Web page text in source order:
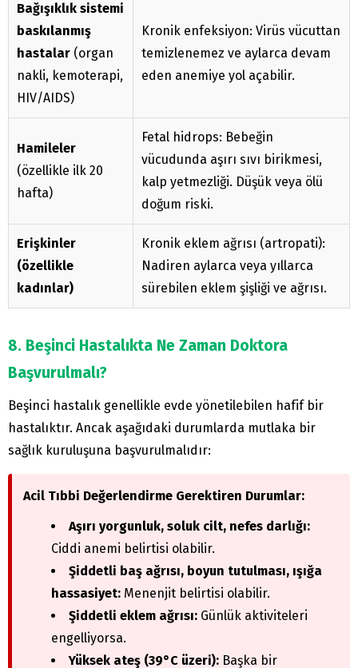
Bağışıklık sistemi
baskılanmış
hastalar (organ
nakli, kemoterapi,
HIV/AIDS)
Kronik enfeksiyon: Virüs vücuttan
temizlenemez ve aylarca devam
eden anemiye yol açabilir.
Hamileler
(özellikle ilk 20
hafta)
Fetal hidrops: Bebeğin
vücudunda aşırı sıvı birikmesi,
kalp yetmezliği. Düşük veya ölü
doğum riski.
Erişkinler
(özellikle
kadınlar)
Kronik eklem ağrısı (artropati):
Nadiren aylarca veya yıllarca
sürebilen eklem şişliği ve ağrısı.
8. Beşinci Hastalıkta Ne Zaman Doktora
Başvurulmalı?
Beşinci hastalık genellikle evde yönetilebilen hafif bir
hastalıktır. Ancak aşağıdaki durumlarda mutlaka bir
sağlık kuruluşuna başvurulmalıdır:
Acil Tıbbi Değerlendirme Gerektiren Durumlar:
Aşırı yorgunluk, soluk cilt, nefes darlığı:
Ciddi anemi belirtisi olabilir.
Şiddetli baş ağrısı, boyun tutulması, ışığa
hassasiyet: Menenjit belirtisi olabilir.
Şiddetli eklem ağrısı: Günlük aktiviteleri
engelliyorsa.
Yüksek ateş (39°C üzeri): Başka bir